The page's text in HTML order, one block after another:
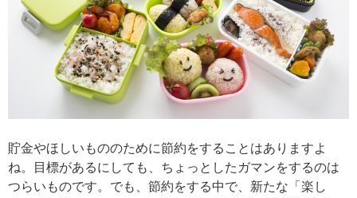
貯金やほしいもののために節約をすることはありますよ
ね。目標があるにしても、ちょっとしたガマンをするのは
つらいものです。でも、節約をする中で、新たな「楽し